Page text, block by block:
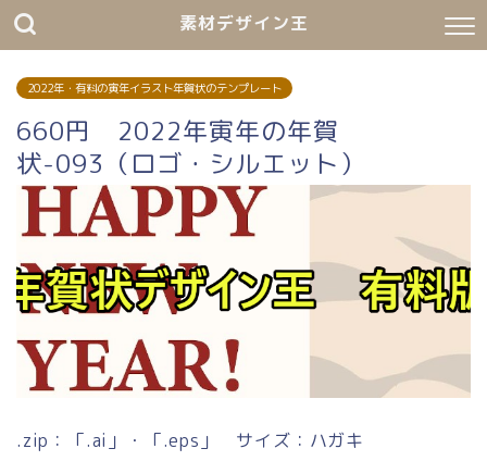
素材デザイン王
2022年・有料の寅年イラスト年賀状のテンプレート
660円 2022年寅年の年賀
状-093（ロゴ・シルエット）
.zip：「.ai」・「.eps」 サイズ：ハガキ